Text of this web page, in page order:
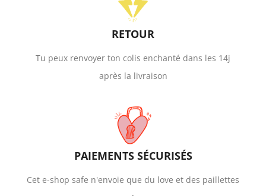
RETOUR
Tu peux renvoyer ton colis enchanté dans les 14j
après la livraison
PAIEMENTS SÉCURISÉS
Cet e-shop safe n'envoie que du love et des paillettes